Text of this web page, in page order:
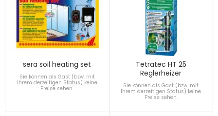
sera soil heating set
Sie können als Gast (bzw. mit
Ihrem derzeitigen Status) keine
Preise sehen.
Tetratec HT 25
Reglerheizer
Sie können als Gast (bzw. mit
Ihrem derzeitigen Status) keine
Preise sehen.